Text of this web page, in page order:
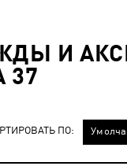
И
37
ПО: